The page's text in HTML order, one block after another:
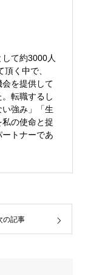
て約3000人
く中で、
会を提供して
転職するし
強み」「生
の使命と捉
トナーであ
の記事